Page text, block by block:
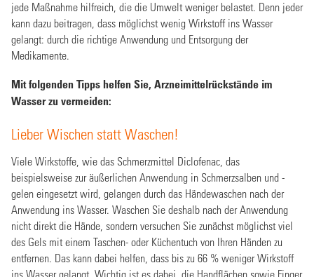
jede Maßnahme hilfreich, die die Umwelt weniger belastet. Denn jeder
kann dazu beitragen, dass möglichst wenig Wirkstoff ins Wasser
gelangt: durch die richtige Anwendung und Entsorgung der
Medikamente.
Mit folgenden Tipps helfen Sie, Arzneimittelrückstände im
Wasser zu vermeiden:
Lieber Wischen statt Waschen!
Viele Wirkstoffe, wie das Schmerzmittel Diclofenac, das
beispielsweise zur äußerlichen Anwendung in Schmerzsalben und -
gelen eingesetzt wird, gelangen durch das Händewaschen nach der
Anwendung ins Wasser. Waschen Sie deshalb nach der Anwendung
nicht direkt die Hände, sondern versuchen Sie zunächst möglichst viel
des Gels mit einem Taschen- oder Küchentuch von Ihren Händen zu
entfernen. Das kann dabei helfen, dass bis zu 66 % weniger Wirkstoff
ins Wasser gelangt. Wichtig ist es dabei, die Handflächen sowie Finger